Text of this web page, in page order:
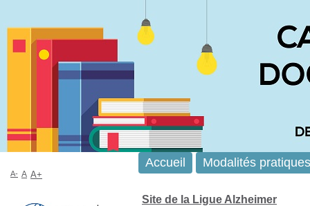
Site de la Ligue Alzheimer
Accueil Modalités pratiques
A- A A+